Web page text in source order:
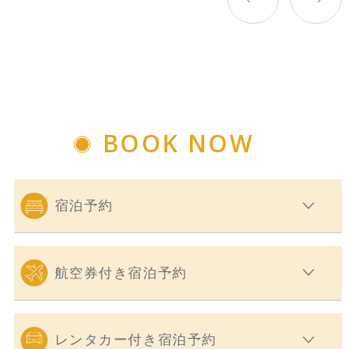
BOOK NOW
宿泊予約
航空券付き宿泊予約
レンタカー付き宿泊予約